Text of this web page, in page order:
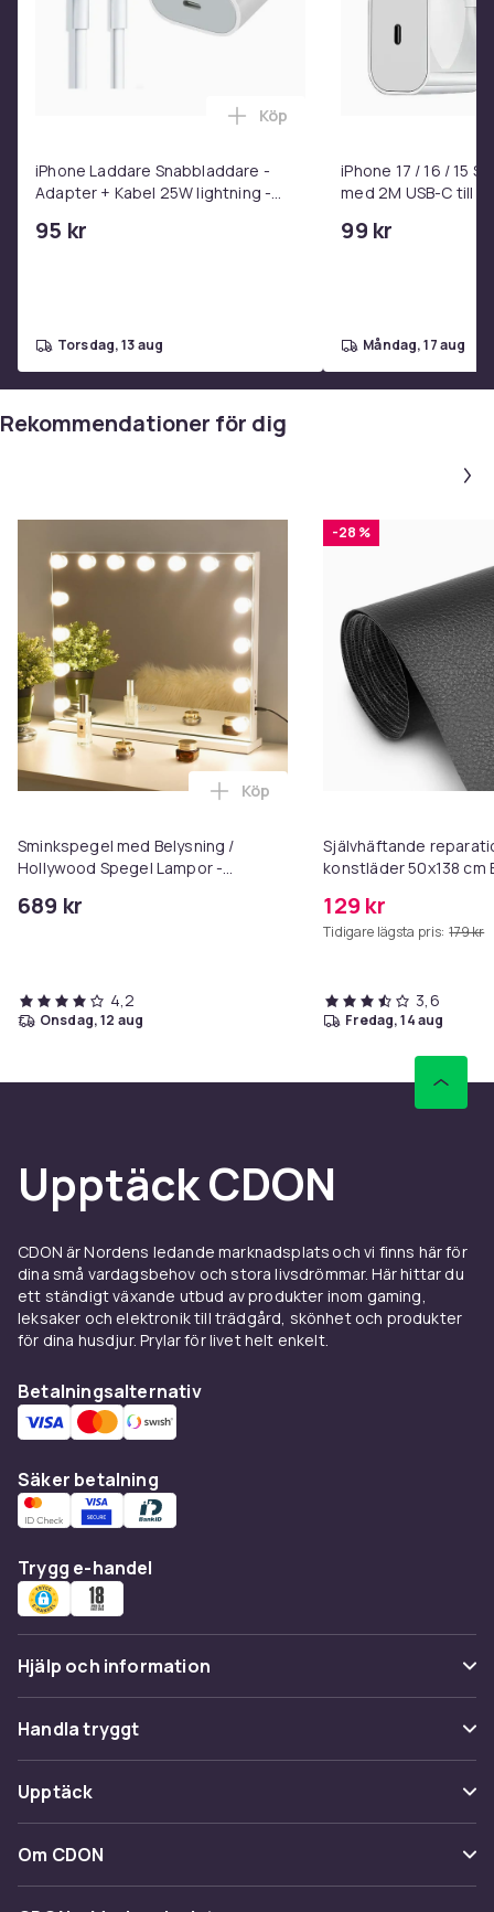
iPhone Laddare Snabbladdare -
Adapter + Kabel 25W lightning -
95 kr
Lägg till iPhone Laddare
Köp
torsdag, 13 aug
iPhone 17 / 16 / 15
med 2M USB-C till
99 kr
måndag, 17 aug
Rekommendationer för dig
Sminkspegel med Belysning /
Hollywood Spegel Lampor -
689 kr
Lägg till Sminkspegel med
Köp
4,2
onsdag, 12 aug
-28 %
Självhäftande
konstläder 50x138 cm
129 kr
Tidigare lägsta pris: 179 kr
3,6
fredag, 14 aug
Upptäck CDON
CDON är Nordens ledande marknadsplats och vi finns här för
dina små vardagsbehov och stora livsdrömmar. Här hittar du
ett ständigt växande utbud av produkter inom gaming,
leksaker och elektronik till trädgård, skönhet och produkter
för dina husdjur. Prylar för livet helt enkelt.
Betalningsalternativ
Säker betalning
Trygg e-handel
Hjälp och information
Vanliga frågor
Spåra paket
Ångra & Returnera här
Kundservice
Handla tryggt
Betalning
Leverans
Upptäck
Kategorier
Varumärken
Om CDON